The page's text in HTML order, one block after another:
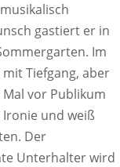
gastiert er in
Im
Tiefgang, aber
vor Publikum
Ironie und weiß
Der
Unterhalter wird